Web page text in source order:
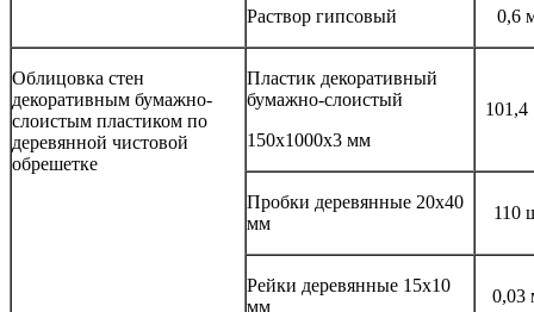
Раствор гипсовый 0,6
Облицовка стен
декоративным бумажно-
слоистым пластиком по
деревянной чистовой
обрешетке
Пластик декоративный
бумажно-слоистый
150x1000x3 мм
Пробки деревянные 20x40
мм
110
Рейки деревянные 15x10
мм
0,03